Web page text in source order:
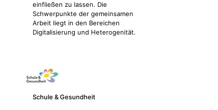
einfließen zu lassen. Die
Schwerpunkte der gemeinsamen
Arbeit liegt in den Bereichen
Digitalisierung und Heterogenität.
Schule & Gesundheit